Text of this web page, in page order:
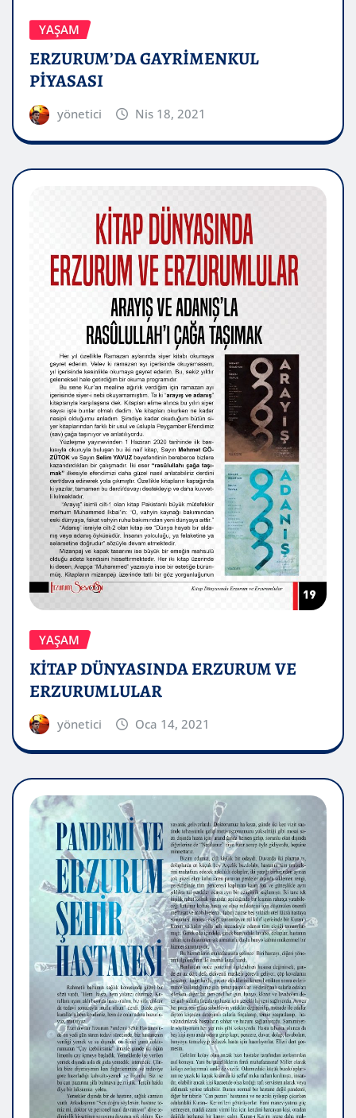
YAŞAM
ERZURUM’DA GAYRİMENKUL
PİYASASI
yönetici Nis 18, 2021
YAŞAM
KİTAP DÜNYASINDA ERZURUM VE
ERZURUMLULAR
yönetici Oca 14, 2021